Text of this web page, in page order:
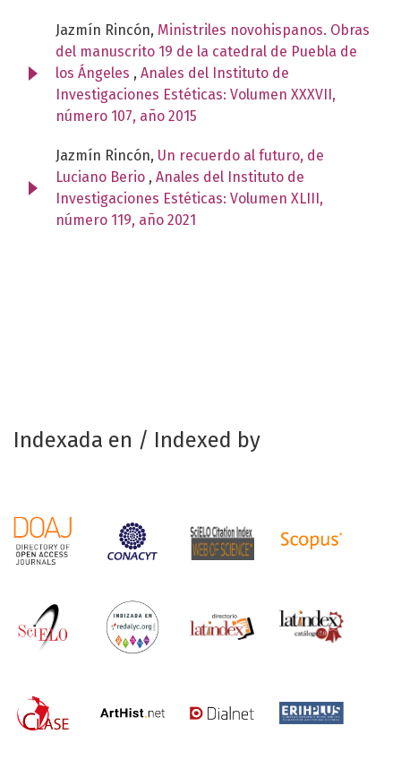
Jazmín Rincón, Ministriles novohispanos. Obras
del manuscrito 19 de la catedral de Puebla de
los Ángeles , Anales del Instituto de
Investigaciones Estéticas: Volumen XXXVII,
número 107, año 2015
Jazmín Rincón, Un recuerdo al futuro, de
Luciano Berio , Anales del Instituto de
Investigaciones Estéticas: Volumen XLIII,
número 119, año 2021
Indexada en / Indexed by